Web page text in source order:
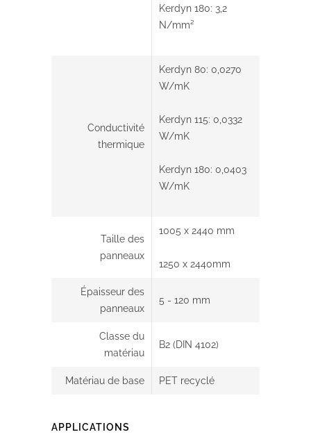
Kerdyn 180: 3,2
N/mm²
Conductivité
thermique
Kerdyn 80: 0,0270
W/mK
Kerdyn 115: 0,0332
W/mK
Kerdyn 180: 0,0403
W/mK
Taille des
panneaux
1005 x 2440 mm
1250 x 2440mm
Épaisseur des
panneaux
5 - 120 mm
Classe du
matériau
B2 (DIN 4102)
Matériau de base PET recyclé
APPLICATIONS